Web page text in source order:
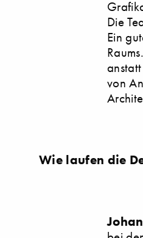
Die
Ein
von
Wie laufen die